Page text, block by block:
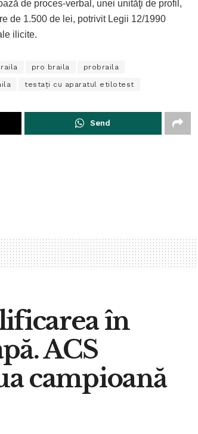
de proces-verbal, unei unităţi de profil,
de 1.500 de lei, potrivit Legii 12/1990
ilicite.
pro braila probraila
testaţi cu aparatul etilotest
Send
în
ACS
campioană